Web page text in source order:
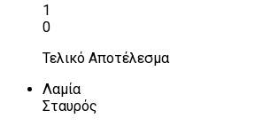
1
0
Τελικό Αποτέλεσμα
Λαμία
Σταυρός